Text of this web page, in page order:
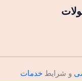
و شرایطخدمات